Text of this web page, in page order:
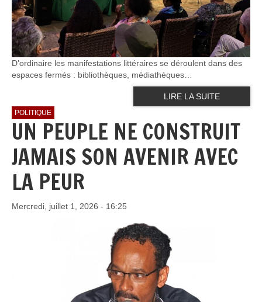
D’ordinaire les manifestations littéraires se déroulent dans des
espaces fermés : bibliothèques, médiathèques…
LIRE LA SUITE
POLITIQUE
UN PEUPLE NE CONSTRUIT
JAMAIS SON AVENIR AVEC
LA PEUR
Mercredi, juillet 1, 2026 - 16:25